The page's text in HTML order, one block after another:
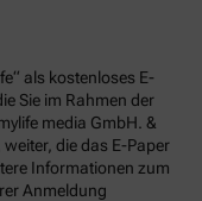
als kostenloses E-
Sie im Rahmen der
media GmbH. &
die das E-Paper
Informationen zum
Anmeldung